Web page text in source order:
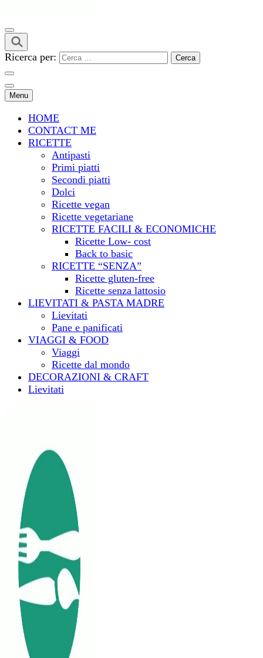
Ricerca per:
Menu
HOME
CONTACT ME
RICETTE
Antipasti
Primi piatti
Secondi piatti
Dolci
Ricette vegan
Ricette vegetariane
RICETTE FACILI & ECONOMICHE
Ricette Low- cost
Back to basic
RICETTE “SENZA”
Ricette gluten-free
Ricette senza lattosio
LIEVITATI & PASTA MADRE
Lievitati
Pane e panificati
VIAGGI & FOOD
Viaggi
Ricette dal mondo
DECORAZIONI & CRAFT
Lievitati